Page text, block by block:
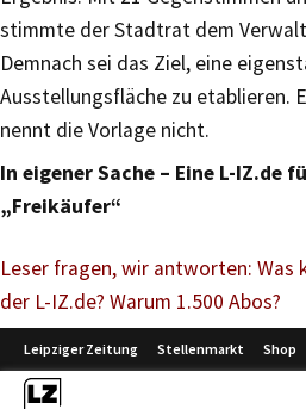
stimmte der Stadtrat dem
Demnach sei das Ziel, eine
Ausstellungsfläche zu etablieren.
nennt die Vorlage nicht.
In eigener Sache – Eine L-IZ.de
„Freikäufer“
Leser fragen, wir antworten: Was
der L-IZ.de? Warum 1.500 Abos?